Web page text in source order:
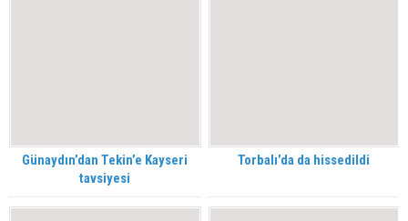
Günaydın’dan Tekin’e Kayseri
tavsiyesi
Torbalı’da da hissedildi